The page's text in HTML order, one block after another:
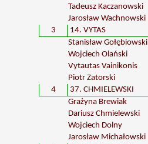
Tadeusz Kaczanowski
Jarosław Wachnowski
3
14. VYTAS
Stanisław Gołębiowski
Wojciech Olański
Vytautas Vainikonis
Piotr Zatorski
4
37. CHMIELEWSKI
Grażyna Brewiak
Dariusz Chmielewski
Wojciech Dolny
Jarosław Michałowski